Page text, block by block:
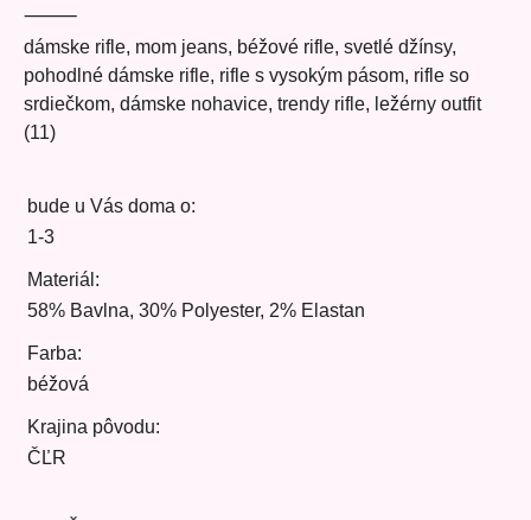
⸻
dámske rifle, mom jeans, béžové rifle, svetlé džínsy,
pohodlné dámske rifle, rifle s vysokým pásom, rifle so
srdiečkom, dámske nohavice, trendy rifle, ležérny outfit
(11)
bude u Vás doma o:
1-3
Materiál:
58% Bavlna, 30% Polyester, 2% Elastan
Farba:
béžová
Krajina pôvodu:
ČĽR